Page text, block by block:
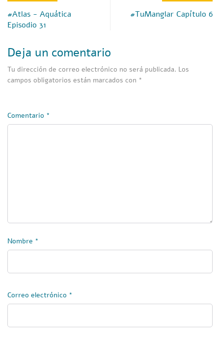
#Atlas - Aquática
Episodio 31
#TuManglar Capítulo 6
Deja un comentario
Tu dirección de correo electrónico no será publicada. Los
campos obligatorios están marcados con *
Comentario *
Nombre *
Correo electrónico *